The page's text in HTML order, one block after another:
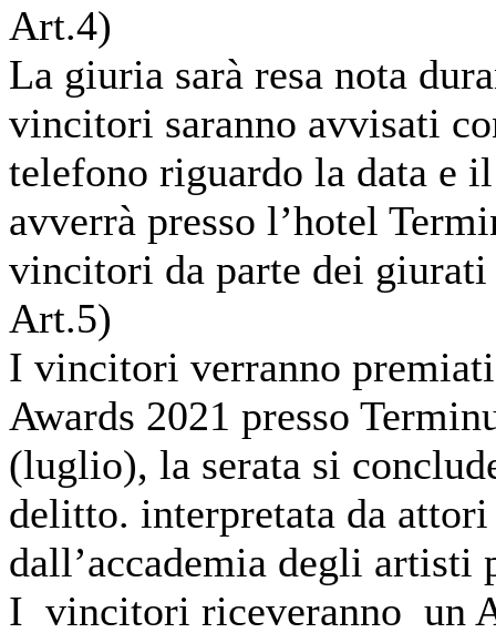
Art.4)
La giuria sarà resa nota
vincitori saranno avvisati
telefono riguardo la data e
avverrà presso l’hotel
vincitori da parte dei
Art.5)
I vincitori verranno
Awards 2021 presso
(luglio), la serata si
delitto. interpretata da
dall’accademia degli artisti
I vincitori riceveranno un